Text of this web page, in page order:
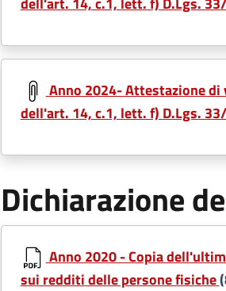
Document
Anno 2024- Attestazione
dell'art. 14, c.1, lett. f) D.Lgs.
Dichiarazione
Anno 2020 - Copia
sui redditi delle persone fisiche